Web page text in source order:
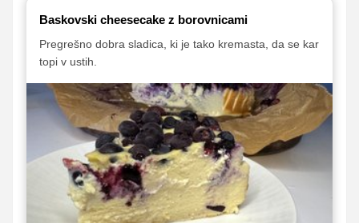
Baskovski cheesecake z borovnicami
Pregrešno dobra sladica, ki je tako kremasta, da se kar
topi v ustih.